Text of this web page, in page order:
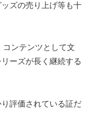
ズの売り上げ等も十
コンテンツとして文
ーズが長く継続する
評価されている証だ